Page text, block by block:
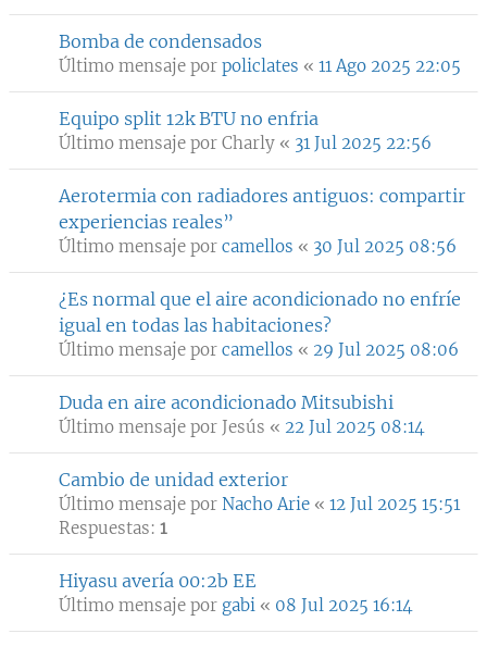
Bomba de condensados
Último mensaje por policlates « 11 Ago 2025 22:05
Equipo split 12k BTU no enfria
Último mensaje por Charly « 31 Jul 2025 22:56
Aerotermia con radiadores antiguos: compartir
experiencias reales”
Último mensaje por camellos « 30 Jul 2025 08:56
¿Es normal que el aire acondicionado no enfríe
igual en todas las habitaciones?
Último mensaje por camellos « 29 Jul 2025 08:06
Duda en aire acondicionado Mitsubishi
Último mensaje por Jesús « 22 Jul 2025 08:14
Cambio de unidad exterior
Último mensaje por Nacho Arie « 12 Jul 2025 15:51
Respuestas: 1
Hiyasu avería 00:2b EE
Último mensaje por gabi « 08 Jul 2025 16:14